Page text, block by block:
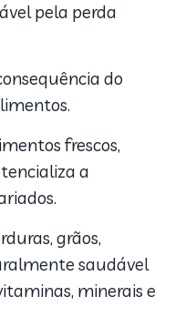
pela perda
do
frescos,
a
grãos,
saudável
minerais e